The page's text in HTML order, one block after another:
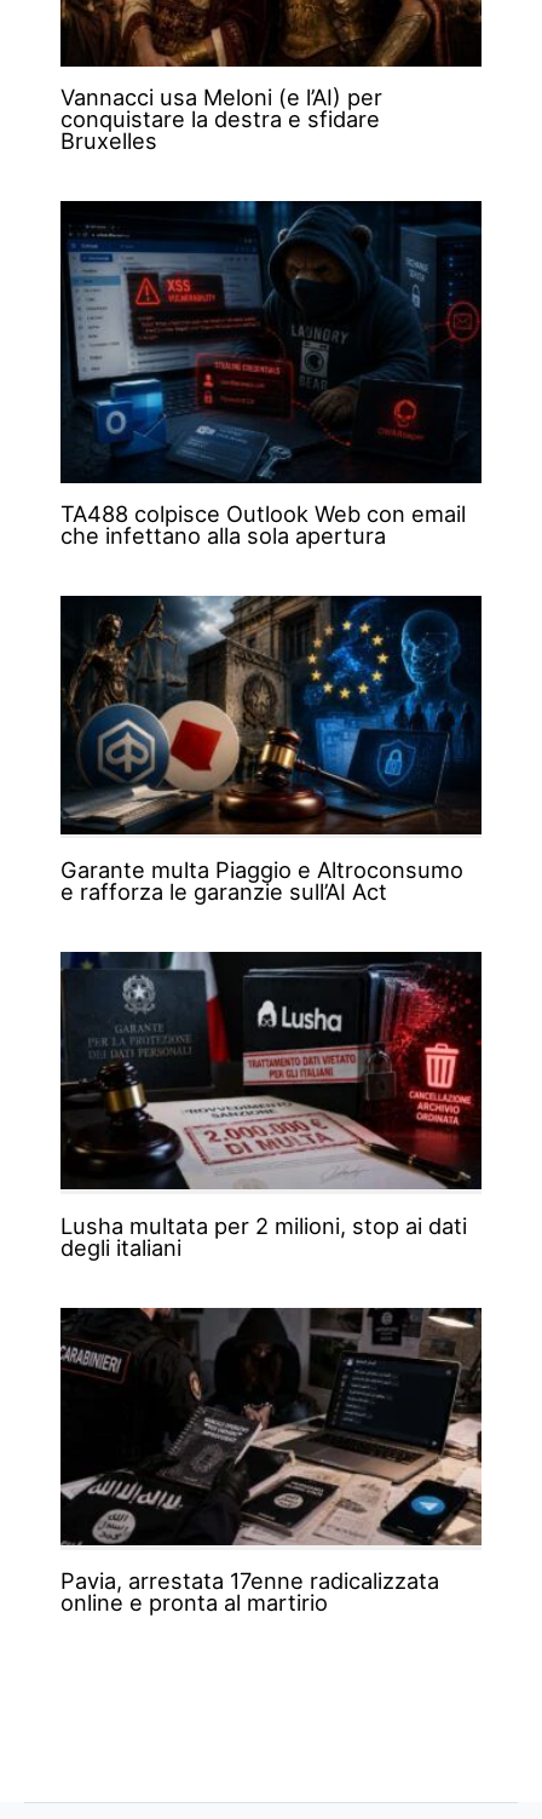
Vannacci usa Meloni (e l’AI) per
conquistare la destra e sfidare
Bruxelles
TA488 colpisce Outlook Web con email
che infettano alla sola apertura
Garante multa Piaggio e Altroconsumo
e rafforza le garanzie sull’AI Act
Lusha multata per 2 milioni, stop ai dati
degli italiani
Pavia, arrestata 17enne radicalizzata
online e pronta al martirio